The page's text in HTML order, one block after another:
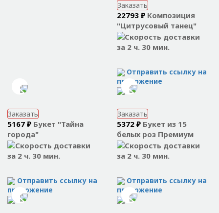
Заказать
22793 ₽ Композиция
"Цитрусовый танец"
за 2 ч. 30 мин.
Отправить ссылку на
приложение
Заказать
5167 ₽ Букет "Тайна
города"
за 2 ч. 30 мин.
Отправить ссылку на
приложение
Заказать
5372 ₽ Букет из 15
белых роз Премиум
за 2 ч. 30 мин.
Отправить ссылку на
приложение